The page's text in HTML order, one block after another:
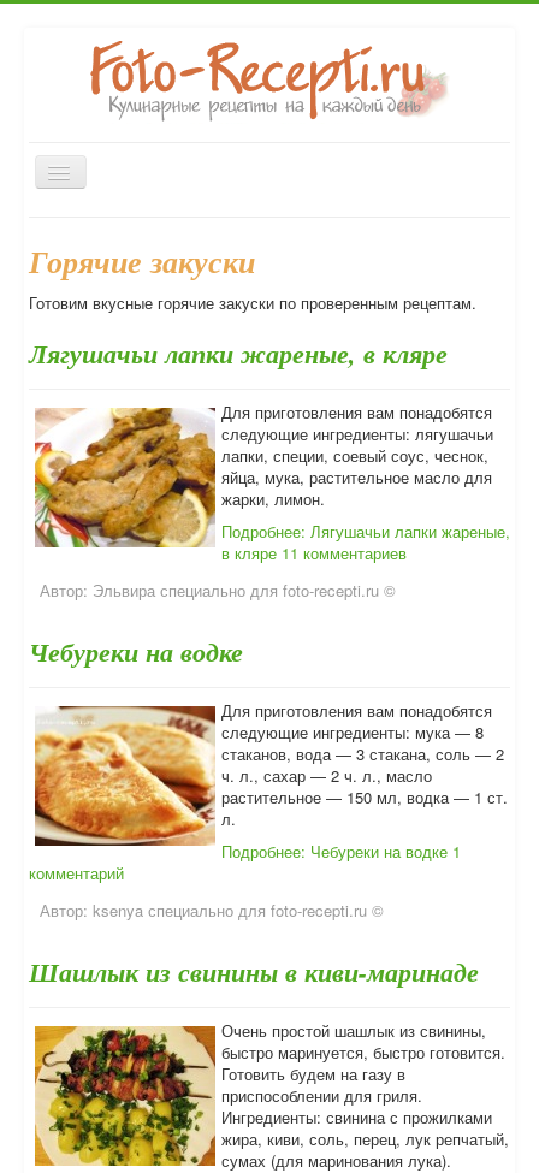
Включить/
выключить
Десерты
Выпечка Напитки
Форум
Горячие закуски
Готовим вкусные горячие закуски по проверенным рецептам.
Лягушачьи лапки жареные, в кляре
Для приготовления вам понадобятся
следующие ингредиенты: лягушачьи
лапки, специи, соевый соус, чеснок,
яйца, мука, растительное масло для
жарки, лимон.
Подробнее: Лягушачьи лапки жареные,
в кляре 11 комментариев
Автор: Эльвира специально для foto-recepti.ru ©
Чебуреки на водке
Для приготовления вам понадобятся
следующие ингредиенты: мука — 8
стаканов, вода — 3 стакана, соль — 2
ч. л., сахар — 2 ч. л., масло
растительное — 150 мл, водка — 1 ст.
л.
Подробнее: Чебуреки на водке 1
комментарий
Автор: ksenya специально для foto-recepti.ru ©
Шашлык из свинины в киви-маринаде
Очень простой шашлык из свинины,
быстро маринуется, быстро готовится.
Готовить будем на газу в
приспособлении для гриля.
Ингредиенты: свинина с прожилками
жира, киви, соль, перец, лук репчатый,
сумах (для маринования лука).